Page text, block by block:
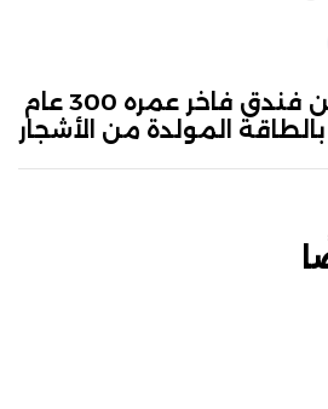
تفاصيل مذهلة عن فندق فاخر عمره 300 عام
المولدة من الأشجار